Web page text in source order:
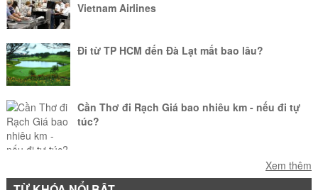
Vietnam Airlines
Đi từ TP HCM đến Đà Lạt mất bao lâu?
Cần Thơ đi Rạch Giá bao nhiêu km - nếu đi tự
túc?
Làm sao để mang vật nuôi lên máy bay?Xem thêm